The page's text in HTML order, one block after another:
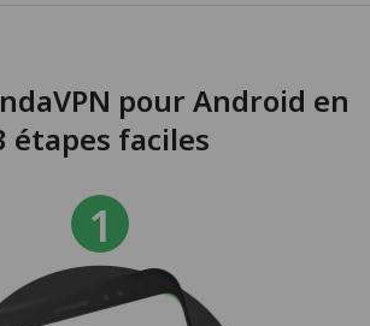
pour Android en
étapes faciles